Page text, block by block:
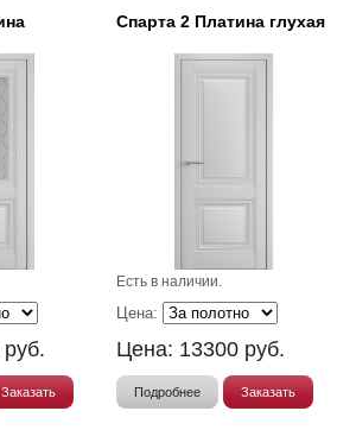
руб.
Заказать
Спарта 2 Платина глухая
Есть в наличии.
Цена:
Цена: 13300 руб.
Подробнее Заказать